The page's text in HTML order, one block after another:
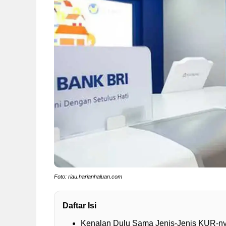
Foto: riau.harianhaluan.com
Daftar Isi
Kenalan Dulu Sama Jenis-Jenis KUR-